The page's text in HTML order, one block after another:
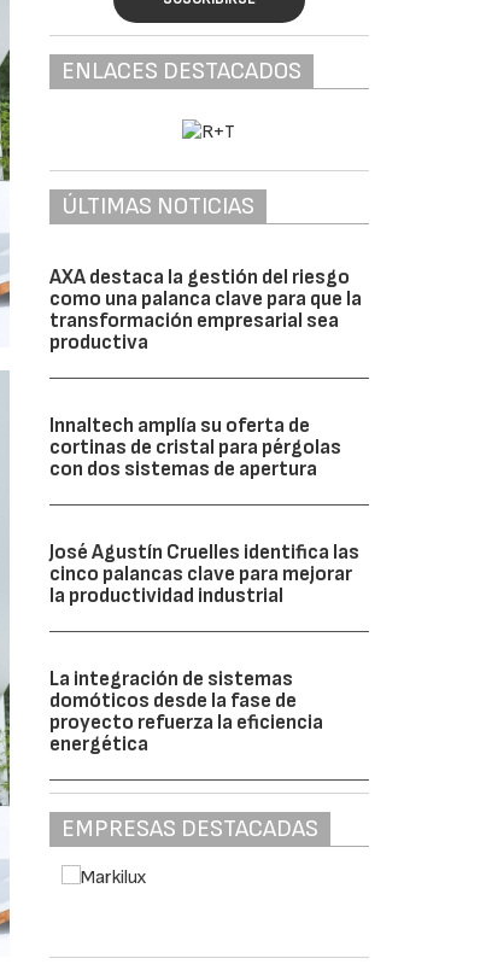
ENLACES DESTACADOS
ÚLTIMAS NOTICIAS
AXA destaca la gestión del riesgo
como una palanca clave para que la
transformación empresarial sea
productiva
Innaltech amplía su oferta de
cortinas de cristal para pérgolas
con dos sistemas de apertura
José Agustín Cruelles identifica las
cinco palancas clave para mejorar
la productividad industrial
La integración de sistemas
domóticos desde la fase de
proyecto refuerza la eficiencia
energética
EMPRESAS DESTACADAS